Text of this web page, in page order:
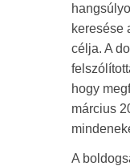
keresése
célja. A
hogy
március
A